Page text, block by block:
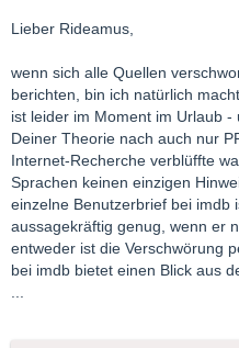
Lieber Rideamus,
wenn sich alle Quellen
berichten, bin ich natürlich
ist leider im Moment im Urlaub
Deiner Theorie nach auch nur
Internet-Recherche verblüffte
Sprachen keinen einzigen
einzelne Benutzerbrief bei imdb
aussagekräftig genug, wenn er
entweder ist die Verschwörung
bei imdb bietet einen Blick aus